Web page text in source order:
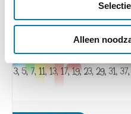
Alleen